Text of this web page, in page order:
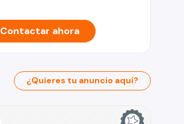
Contactar ahora
¿Quieres tu anuncio aquí?